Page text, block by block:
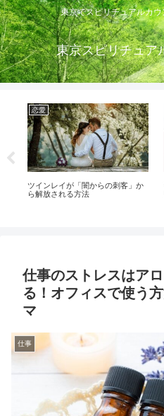
東京でスピリチュアルカ
東京スピリチュア
恋愛
ツインレイが「闇からの刺客」か
ら解放される方法
仕事のストレスはア
る！オフィスで使う
マ
仕事